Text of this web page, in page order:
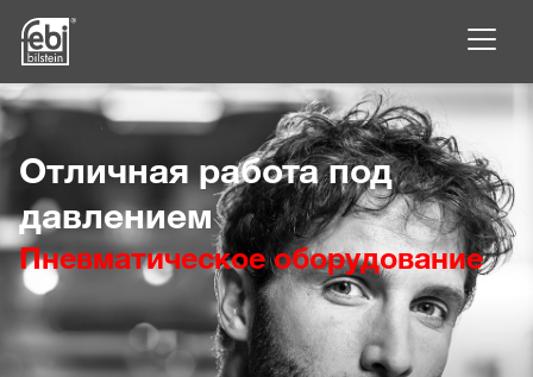
Перейти к основному содержанию
Отличная работа под
давлением
Пневматическое оборудование